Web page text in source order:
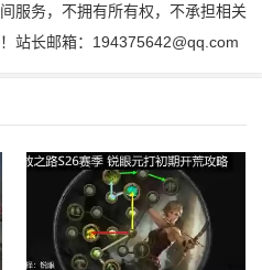
服务，不拥有所有权，不承担相关
站长邮箱：194375642@qq.com